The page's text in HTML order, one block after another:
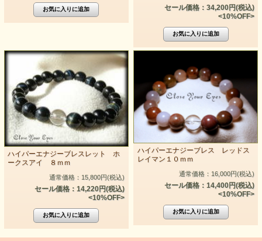
セール価格：34,200円(税込)
<10%OFF>
ハイパーエナジーブレスレット ホ
ークスアイ ８ｍｍ
通常価格：15,800円(税込)
セール価格：14,220円(税込)
<10%OFF>
ハイパーエナジーブレス レッドス
レイマン１０ｍｍ
通常価格：16,000円(税込)
セール価格：14,400円(税込)
<10%OFF>